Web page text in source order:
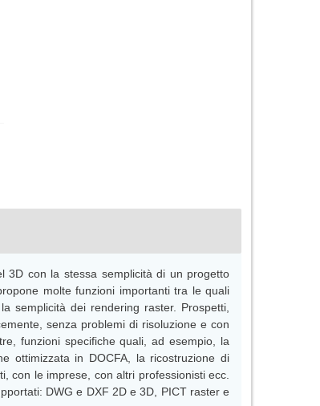
3D con la stessa semplicità di un progetto
molte funzioni importanti tra le quali
semplicità dei rendering raster. Prospetti,
senza problemi di risoluzione e con
funzioni specifiche quali, ad esempio, la
ottimizzata in DOCFA, la ricostruzione di
con le imprese, con altri professionisti ecc.
DWG e DXF 2D e 3D, PICT raster e